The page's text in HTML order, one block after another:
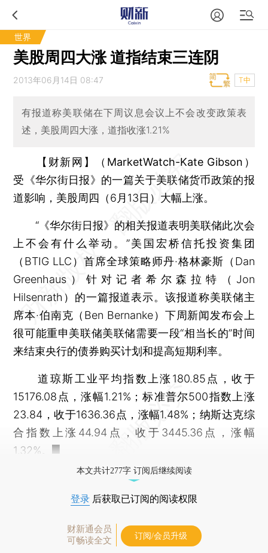
世界
美股周四大涨 道指结束三连阴
2013年06月14日 08:47 T中
有报道称美联储在下周议息会议上不会改变政策表
述，美股周四大涨，道指收涨1.21%
【财新网】（MarketWatch-Kate Gibson）
受《华尔街日报》的一篇关于美联储货币政策的报
道影响，美股周四（6月13日）大幅上涨。
“《华尔街日报》的相关报道表明美联储此次会
上不会有什么举动。”美国宏桥信托投资集团
（BTIG LLC）首席全球策略师丹·格林豪斯（Dan
Greenhaus）针对记者希尔森拉特（Jon
Hilsenrath）的一篇报道表示。该报道称美联储主
席本·伯南克（Ben Bernanke）下周新闻发布会上
很可能重申美联储美联储需要一段“相当长的”时间
来结束央行的债券购买计划和提高短期利率。
道琼斯工业平均指数上涨180.85点，收于
15176.08点，涨幅1.21%；标准普尔500指数上涨
23.84，收于1636.36点，涨幅1.48%；纳斯达克综
合指数上涨44.94点，收于3445.36点，涨幅
1.32%。█
本文共计277字 订阅后继续阅读
登录 后获取已订阅的阅读权限
财新通会员
可畅读全文
订阅/会员升级